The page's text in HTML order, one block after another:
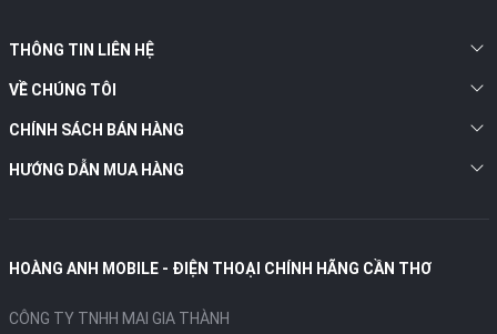
THÔNG TIN LIÊN HỆ
VỀ CHÚNG TÔI
CHÍNH SÁCH BÁN HÀNG
HƯỚNG DẪN MUA HÀNG
HOÀNG ANH MOBILE - ĐIỆN THOẠI CHÍNH HÃNG CẦN THƠ
CÔNG TY TNHH MAI GIA THÀNH